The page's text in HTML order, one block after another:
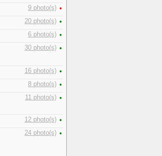
9 photo(s) •
20 photo(s) •
6 photo(s) •
30 photo(s) •
16 photo(s) •
8 photo(s) •
11 photo(s) •
12 photo(s) •
24 photo(s) •